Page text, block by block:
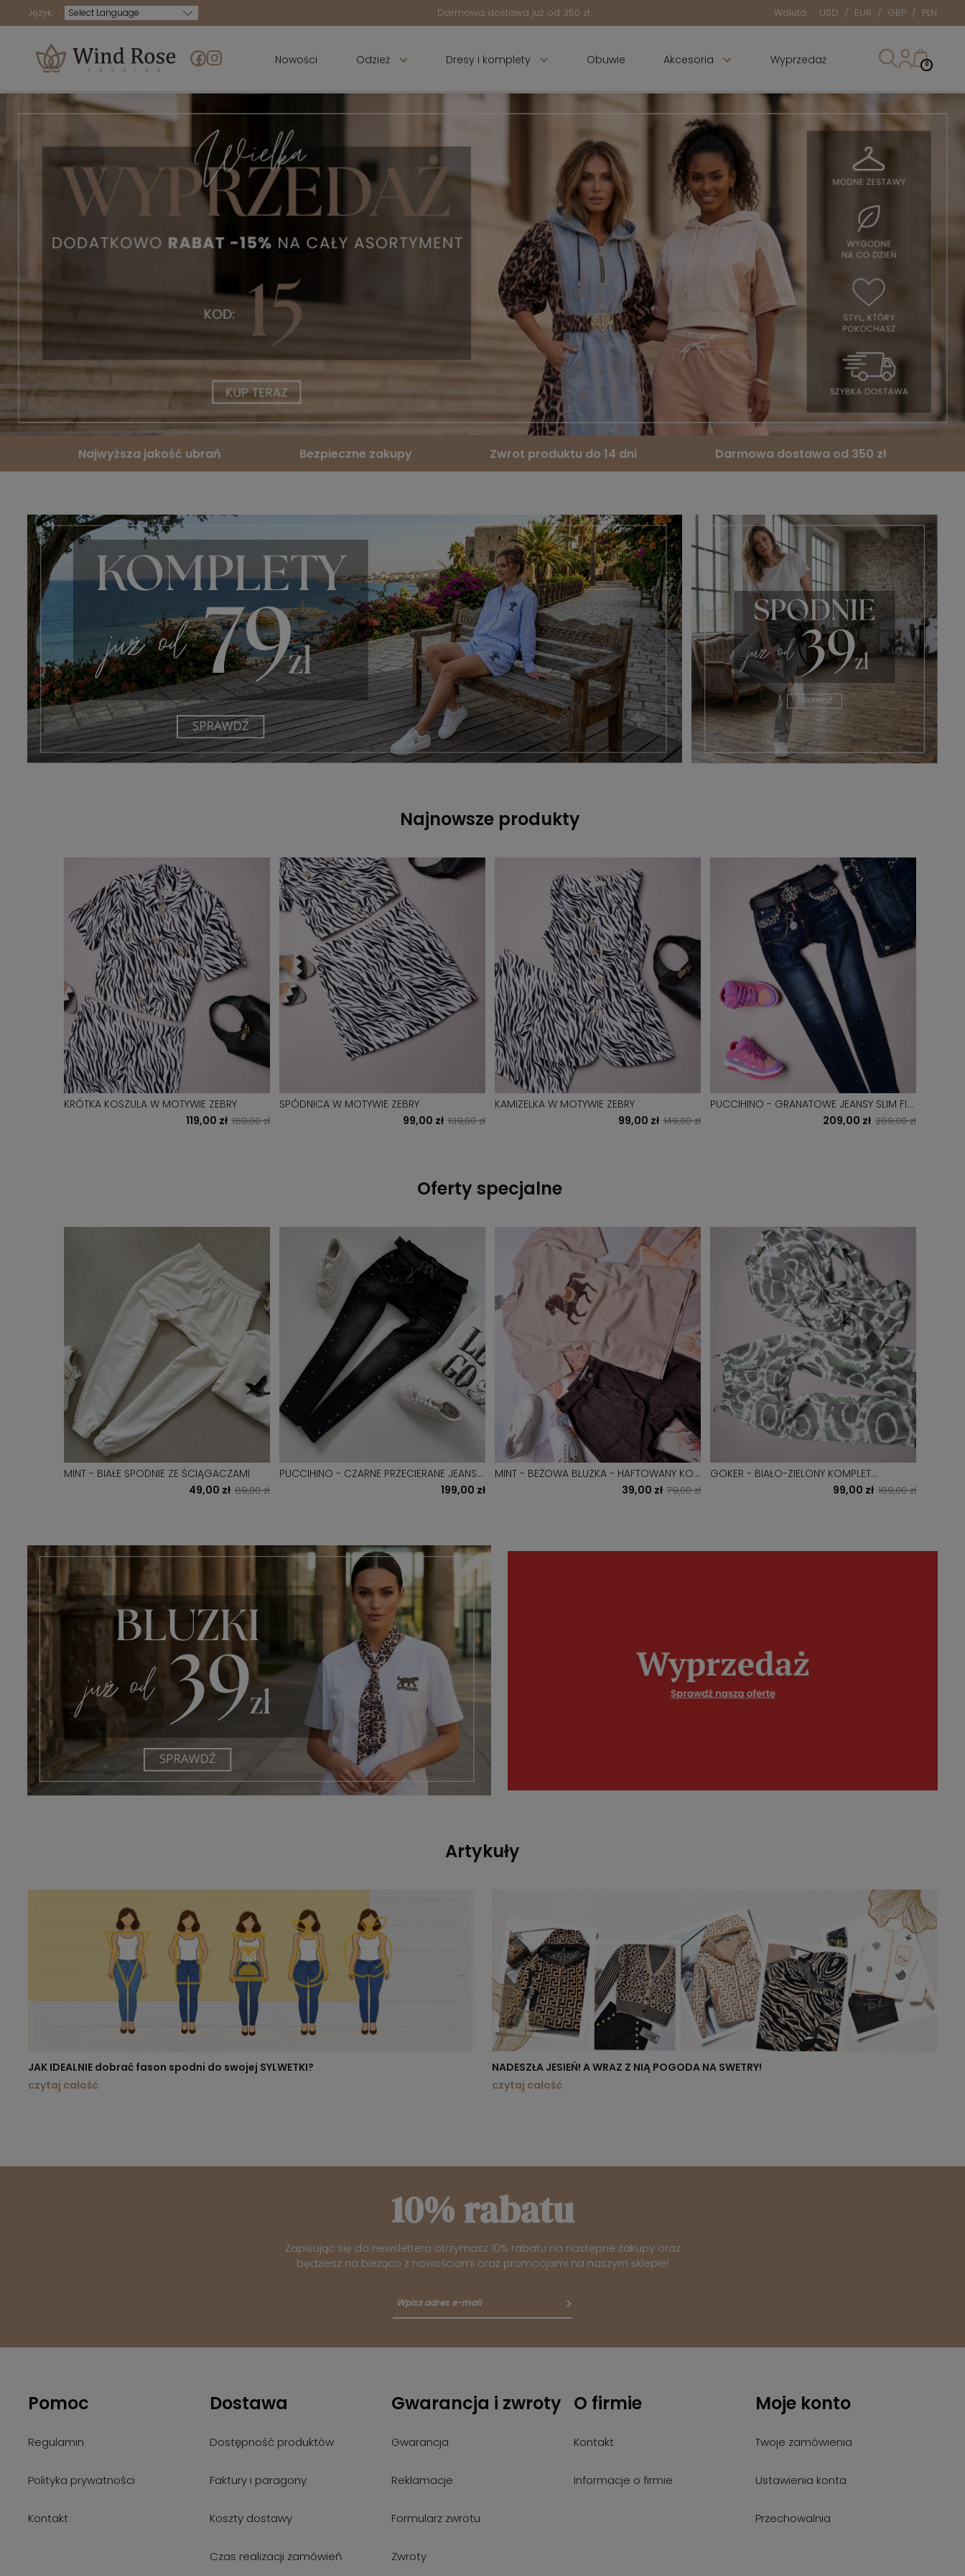
Język: Darmowa dostawa już od 350 zł. Waluta: USD / EUR / GBP / PLN
Nowości Odzież Dresy i komplety Obuwie Akcesoria Wyprzedaż 0
Najwyższa jakość ubrań Bezpieczne zakupy Zwrot produktu do 14 dni Darmowa dostawa od 350 zł
Najnowsze produkty
KRÓTKA KOSZULA W MOTYWIE ZEBRY
169,00 zł
119,00 zł
SPÓDNICA W MOTYWIE ZEBRY
139,00 zł
99,00 zł
KAMIZELKA W MOTYWIE ZEBRY
149,00 zł
99,00 zł
PUCCIHINO - GRANATOWE JEANSY SLIM FIT
289,00 zł
209,00 zł
Oferty specjalne
MINT - BIAŁE SPODNIE ZE ŚCIĄGACZAMI
89,00 zł
49,00 zł
PUCCIHINO - CZARNE PRZECIERANE JEANSY
199,00 zł
MINT - BEŻOWA BLUZKA - HAFTOWANY KOŃ
79,00 zł
39,00 zł
GOKER - BIAŁO-ZIELONY KOMPLET
OVERSIZE Z POŁYSKUJĄCEJ NICI
189,00 zł
99,00 zł
Artykuły
JAK IDEALNIE dobrać fason spodni do swojej SYLWETKI?
czytaj całość
NADESZŁA JESIEŃ! A WRAZ Z NIĄ POGODA NA SWETRY!
czytaj całość
10% rabatu
Zapisując się do newslettera otrzymasz 10% rabatu na następne zakupy oraz
będziesz na bieżąco z nowościami oraz promocjami na naszym sklepie!
Pomoc
Regulamin
Polityka prywatności
Kontakt
Dostawa
Dostępność produktów
Faktury i paragony
Koszty dostawy
Czas realizacji zamówień
Gwarancja i zwroty
Gwarancja
Reklamacje
Formularz zwrotu
Zwroty
O firmie
Kontakt
Informacje o firmie
Moje konto
Twoje zamówienia
Ustawienia konta
Przechowalnia